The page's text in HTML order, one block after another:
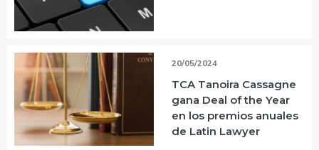
20/05/2024
TCA Tanoira Cassagne
gana Deal of the Year
en los premios anuales
de Latin Lawyer